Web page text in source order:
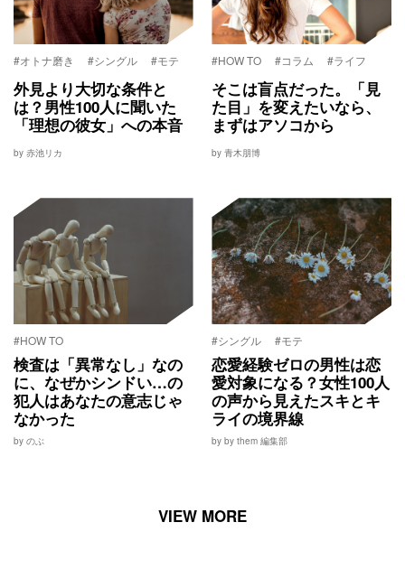
#オトナ磨き #シングル #モテ
外見より大切な条件と
は？男性100人に聞いた
「理想の彼女」への本音
by 赤池リカ
#HOW TO #コラム #ライフ
そこは盲点だった。「見
た目」を変えたいなら、
まずはアソコから
by 青木朋博
#HOW TO
検査は「異常なし」なの
に、なぜかシンドい…の
犯人はあなたの意志じゃ
なかった
by のぶ
#シングル #モテ
恋愛経験ゼロの男性は恋
愛対象になる？女性100人
の声から見えたスキとキ
ライの境界線
by by them 編集部
VIEW MORE